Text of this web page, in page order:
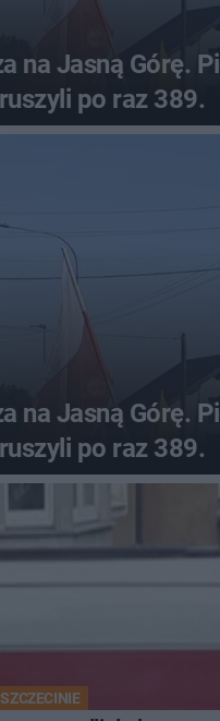
na Jasną Górę.
po raz 389.
na Jasną Górę.
po raz 389.